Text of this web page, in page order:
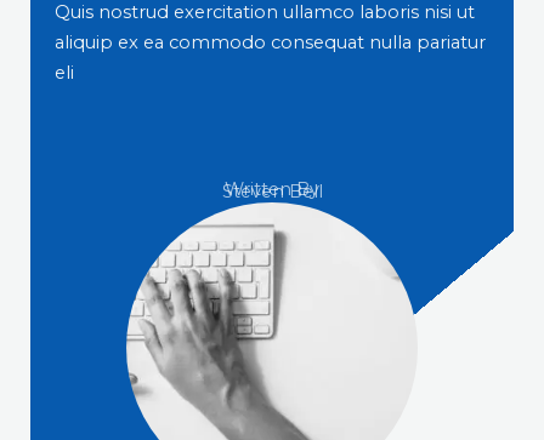
Quis nostrud exercitation ullamco laboris nisi ut
aliquip ex ea commodo consequat nulla pariatur
eli
Written By
Steven Bell